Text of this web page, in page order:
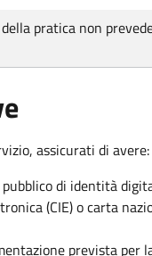
pratica non
assicurati di avere:
pubblico di identità
(CIE) o carta
prevista per